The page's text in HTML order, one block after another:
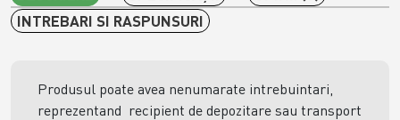
INTREBARI SI RASPUNSURI
Produsul poate avea nenumarate intrebuintari,
reprezentand recipient de depozitare sau transport